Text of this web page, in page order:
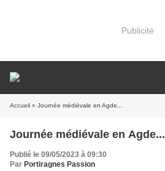
Publicité
Accueil » Journée médiévale en Agde...
Journée médiévale en Agde...
Publié le 09/05/2023 à 09:30
Par Portiragnes Passion